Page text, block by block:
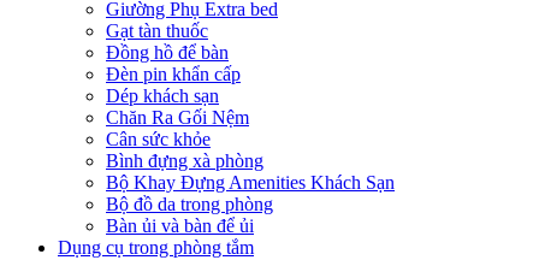
Giường Phụ Extra bed
Gạt tàn thuốc
Đồng hồ để bàn
Đèn pin khẩn cấp
Dép khách sạn
Chăn Ra Gối Nệm
Cân sức khỏe
Bình đựng xà phòng
Bộ Khay Đựng Amenities Khách Sạn
Bộ đồ da trong phòng
Bàn ủi và bàn để ủi
Dụng cụ trong phòng tắm